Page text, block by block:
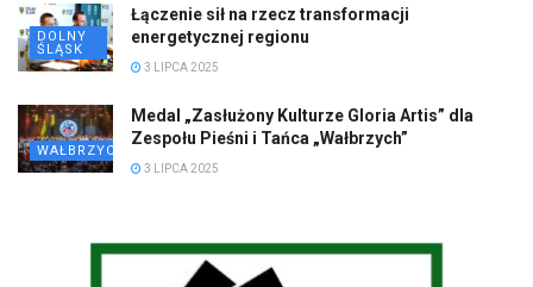
DOLNY
ŚLĄSK
Łączenie sił na rzecz transformacji
energetycznej regionu
3 LIPCA 2025
WAŁBRZYCH
Medal „Zasłużony Kulturze Gloria Artis” dla
Zespołu Pieśni i Tańca „Wałbrzych”
3 LIPCA 2025